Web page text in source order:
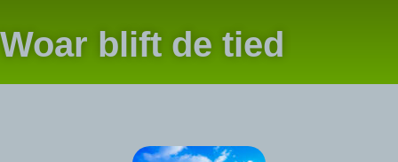
Woar blift de tied